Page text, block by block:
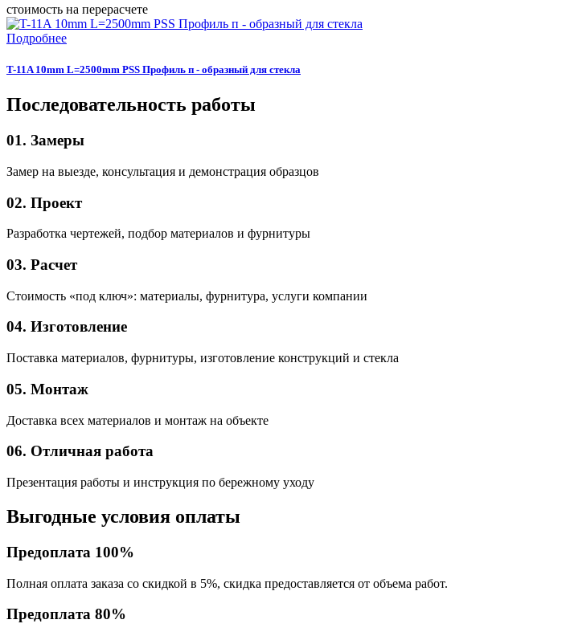
cтоимость на перерасчете
Подробнее
T-11A 10mm L=2500mm PSS Профиль п - образный для стекла
Последовательность работы
01. Замеры
Замер на выезде, консультация и демонстрация образцов
02. Проект
Разработка чертежей, подбор материалов и фурнитуры
03. Расчет
Стоимость «под ключ»: материалы, фурнитура, услуги компании
04. Изготовление
Поставка материалов, фурнитуры, изготовление конструкций и стекла
05. Монтаж
Доставка всех материалов и монтаж на объекте
06. Отличная работа
Презентация работы и инструкция по бережному уходу
Выгодные условия оплаты
Предоплата 100%
Полная оплата заказа со скидкой в 5%, скидка предоставляется от объема работ.
Предоплата 80%